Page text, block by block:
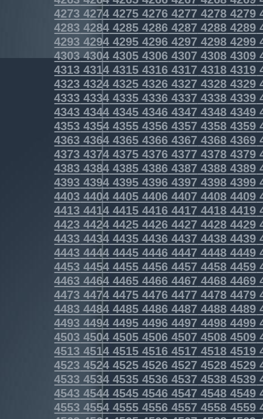
4273 4274 4275 4276 4277 4278 4279
4283 4284 4285 4286 4287 4288 4289
4293 4294 4295 4296 4297 4298 4299
43034304 4305 4306 4307 4308 4309
4313 4314 4315 4316 4317 4318 4319
4323 4324 4325 4326 4327 4328 4329
4333 4334 4335 4336 4337 4338 4339
4343 4344 4345 4346 4347 4348 4349
4353 4354 4355 4356 4357 4358 4359
4363 4364 4365 4366 4367 4368 4369
4373 4374 4375 4376 4377 4378 4379
4383 4384 4385 4386 4387 4388 4389
4393 4394 4395 4396 4397 4398 4399
4403 4404 4405 4406 4407 4408 4409
4413 4414 4415 4416 4417 4418 4419
4423 4424 4425 4426 4427 4428 4429
4433 4434 4435 4436 4437 4438 4439
4443 4444 4445 4446 4447 4448 4449
4453 4454 4455 4456 4457 4458 4459
4463 4464 4465 4466 4467 4468 4469
4473 4474 4475 4476 4477 4478 4479
4483 4484 4485 4486 4487 4488 4489
4493 4494 4495 4496 4497 4498 4499
4503 4504 4505 4506 4507 4508 4509
4513 4514 4515 4516 4517 4518 4519
4523 4524 4525 4526 4527 4528 4529
4533 4534 4535 4536 4537 4538 4539
4543 4544 4545 4546 4547 4548 4549
4553 4554 4555 4556 4557 4558 4559